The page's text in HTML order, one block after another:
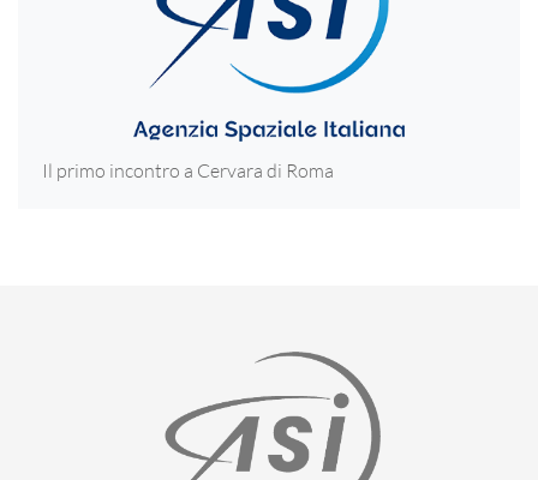
Il primo incontro a Cervara di Roma